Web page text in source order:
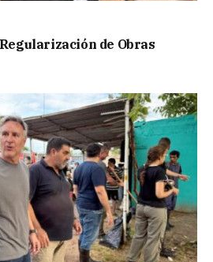
de Obras